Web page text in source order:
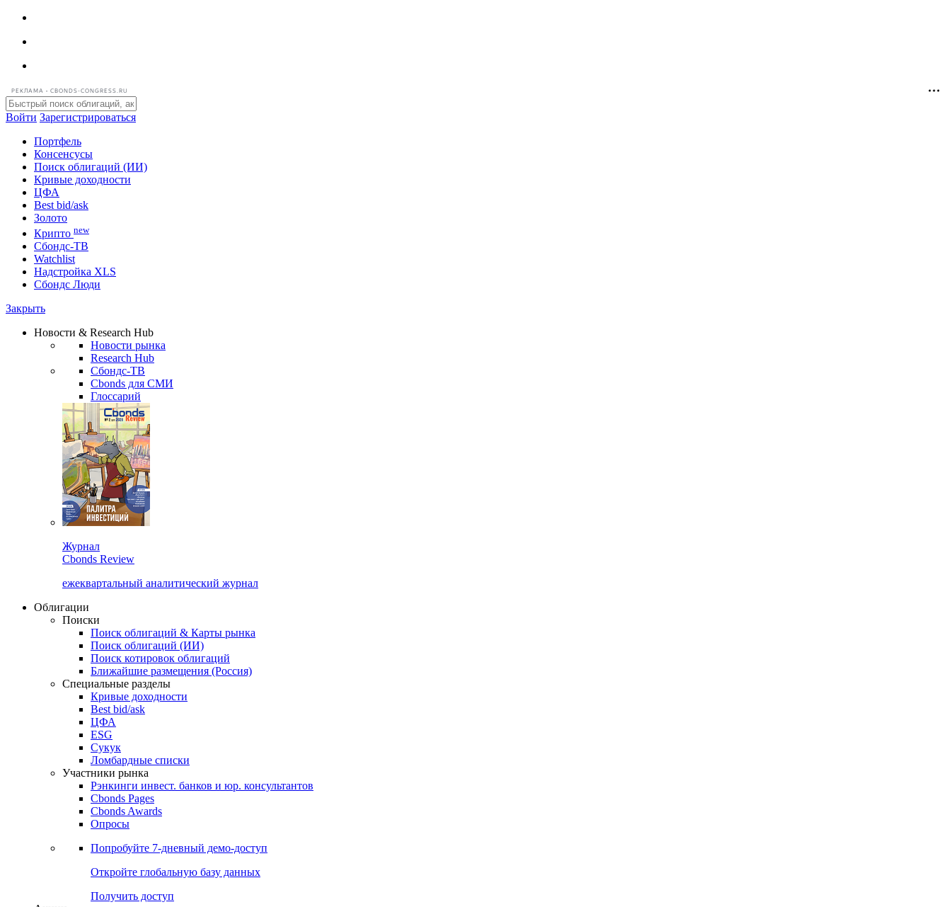
РЕКЛАМА • CBONDS-CONGRESS.RU
Войти Зарегистрироваться
Портфель
Консенсусы
Поиск облигаций (ИИ)
Кривые доходности
ЦФА
Best bid/ask
Золото
Криптоnew
Сбондс-ТВ
Надстройка XLS
Сбондс Люди
Новости & Research Hub
Новости рынка
Research Hub
Сбондс-ТВ
Cbonds для СМИ
Глоссарий
Журнал
Cbonds Review
ежеквартальный аналитический журнал
Облигации
Поиски
Поиск облигаций & Карты рынка
Поиск облигаций (ИИ)
Поиск котировок облигаций
Ближайшие размещения (Россия)
Специальные разделы
Кривые доходности
Best bid/ask
ЦФА
ESG
Сукук
Ломбардные списки
Участники рынка
Рэнкинги инвест. банков и юр. консультантов
Cbonds Pages
Cbonds Awards
Опросы
Попробуйте7-дневный